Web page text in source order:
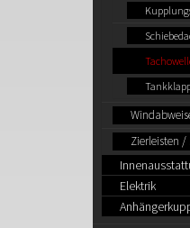
Zierleisten /
Elektrik